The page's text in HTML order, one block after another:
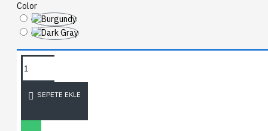
Color
SEPETE EKLE
BEDEN TABLOSU